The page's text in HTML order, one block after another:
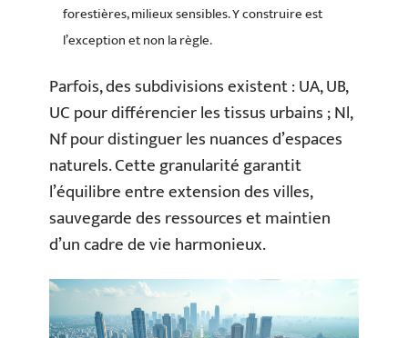
forestières, milieux sensibles. Y construire est
l’exception et non la règle.
Parfois, des subdivisions existent : UA, UB,
UC pour différencier les tissus urbains ; Nl,
Nf pour distinguer les nuances d’espaces
naturels. Cette granularité garantit
l’équilibre entre extension des villes,
sauvegarde des ressources et maintien
d’un cadre de vie harmonieux.